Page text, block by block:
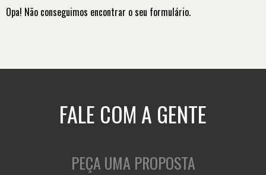
Opa! Não conseguimos encontrar o seu formulário.
FALE COM A GENTE
PEÇA UMA PROPOSTA